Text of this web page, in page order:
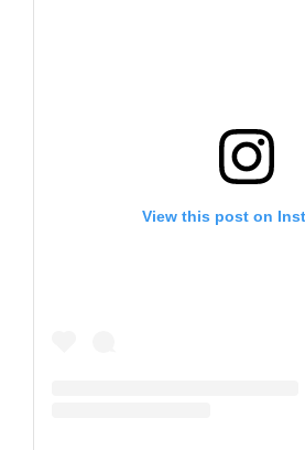
View this post on